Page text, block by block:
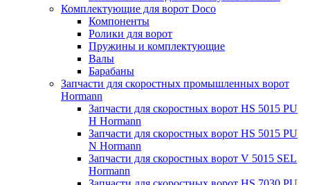
Комплектующие для ворот Doco
Компоненты
Ролики для ворот
Пружины и комплектующие
Валы
Барабаны
Запчасти для скоростных промышленных ворот
Hormann
Запчасти для скоростных ворот HS 5015 PU
H Hormann
Запчасти для скоростных ворот HS 5015 PU
N Hormann
Запчасти для скоростных ворот V 5015 SEL
Hormann